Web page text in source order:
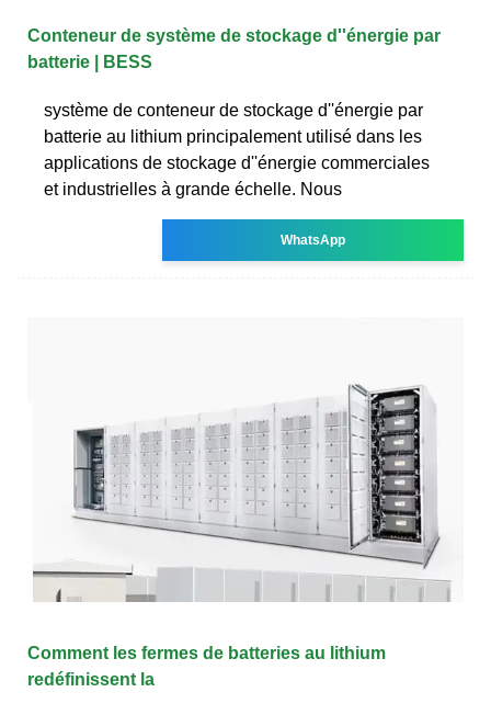
Conteneur de système de stockage d''énergie par
batterie | BESS
système de conteneur de stockage d''énergie par
batterie au lithium principalement utilisé dans les
applications de stockage d''énergie commerciales
et industrielles à grande échelle. Nous
WhatsApp
Comment les fermes de batteries au lithium
redéfinissent la